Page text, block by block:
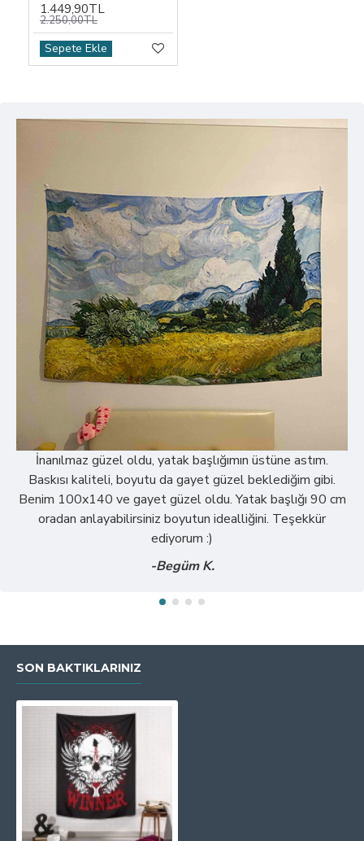
1.449,90TL
2.250,00TL
Sepete Ekle
İnanılmaz güzel oldu, yatak başlığımın üstüne astım.
Baskısı kaliteli, boyutu da gayet güzel beklediğim gibi.
Benim 100x140 ve gayet güzel oldu. Yatak başlığı 90 cm
oradan anlayabilirsiniz boyutun idealliğini. Teşekkür
ediyorum :)
-Begüm K.
SON BAKTIKLARINIZ